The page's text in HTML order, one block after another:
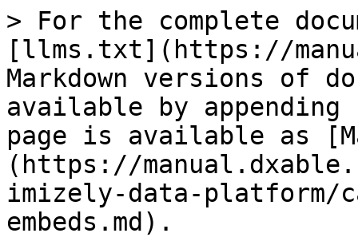
> For the complete
[llms.txt](https://
Markdown versions of
available by
page is available as
(https://
imizely-data-platform/
embeds.md).